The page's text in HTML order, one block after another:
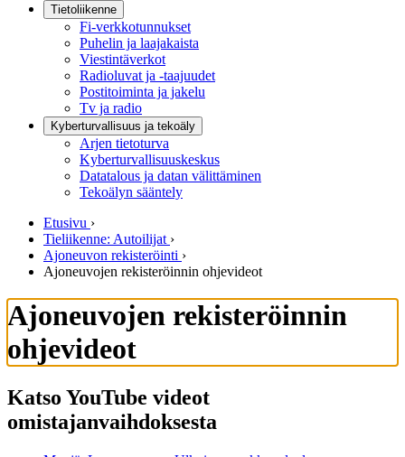
Tietoliikenne
Fi-verkkotunnukset
Puhelin ja laajakaista
Viestintäverkot
Radioluvat ja -taajuudet
Postitoiminta ja jakelu
Tv ja radio
Kyberturvallisuus ja tekoäly
Arjen tietoturva
Kyberturvallisuuskeskus
Datatalous ja datan välittäminen
Tekoälyn sääntely
Etusivu ›
Tieliikenne: Autoilijat ›
Ajoneuvon rekisteröinti ›
Ajoneuvojen rekisteröinnin ohjevideot
Ajoneuvojen rekisteröinnin
ohjevideot
Katso YouTube videot
omistajanvaihdoksesta